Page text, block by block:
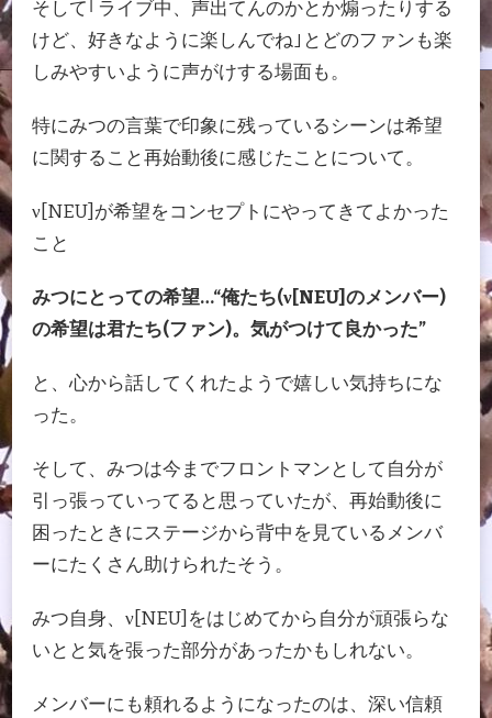
そして｢ライブ中、声出てんのかとか煽ったりする
けど、好きなように楽しんでね｣とどのファンも楽
しみやすいように声がけする場面も。
特にみつの言葉で印象に残っているシーンは希望
に関すること再始動後に感じたことについて。
ν[NEU]が希望をコンセプトにやってきてよかった
こと
みつにとっての希望…“俺たち(ν[NEU]のメンバー)
の希望は君たち(ファン)。気がつけて良かった”
と、心から話してくれたようで嬉しい気持ちにな
った。
そして、みつは今までフロントマンとして自分が
引っ張っていってると思っていたが、再始動後に
困ったときにステージから背中を見ているメンバ
ーにたくさん助けられたそう。
みつ自身、ν[NEU]をはじめてから自分が頑張らな
いとと気を張った部分があったかもしれない。
メンバーにも頼れるようになったのは、深い信頼